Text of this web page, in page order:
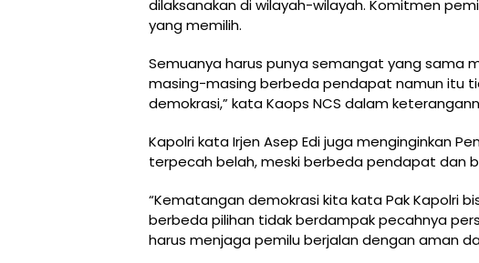
dilaksanakan di wilayah-wilayah. Komitmen
yang memilih.
Semuanya harus punya semangat yang sama
masing-masing berbeda pendapat namun itu
demokrasi,” kata Kaops NCS dalam
Kapolri kata Irjen Asep Edi juga menginginkan
terpecah belah, meski berbeda pendapat dan
“Kematangan demokrasi kita kata Pak Kapolri
berbeda pilihan tidak berdampak pecahnya
harus menjaga pemilu berjalan dengan aman